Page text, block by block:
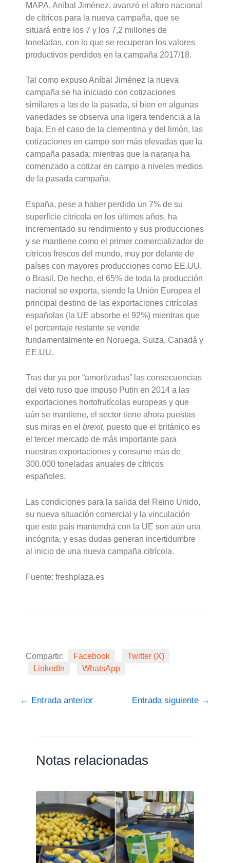
MAPA, Aníbal Jiménez, avanzó el aforo nacional
de cítricos para la nueva campaña, que se
situará entre los 7 y los 7,2 millones de
toneladas, con lo que se recuperan los valores
productivos perdidos en la campaña 2017/18.
Tal como expuso Aníbal Jiménez la nueva
campaña se ha iniciado con cotizaciones
similares a las de la pasada, si bien en algunas
variedades se observa una ligera tendencia a la
baja. En el caso de la clementina y del limón, las
cotizaciones en campo son más elevadas que la
campaña pasada; mientras que la naranja ha
comenzado a cotizar en campo a niveles medios
de la pasada campaña.
España, pese a haber perdido un 7% de su
superficie citrícola en los últimos años, ha
incrementado su rendimiento y sus producciones
y se mantiene como el primer comercializador de
cítricos frescos del mundo, muy por delante de
países con mayores producciones como EE.UU.
o Brasil. De hecho, el 65% de toda la producción
nacional se exporta, siendo la Unión Europea el
principal destino de las exportaciones citrícolas
españolas (la UE absorbe el 92%) mientras que
el porcentaje restante se vende
fundamentalmente en Noruega, Suiza, Canadá y
EE.UU.
Tras dar ya por “amortizadas” las consecuencias
del veto ruso que impuso Putin en 2014 a las
exportaciones hortofrutícolas europeas y que
aún se mantiene, el sector tiene ahora puestas
sus miras en elbrexit, puesto que el británico es
el tercer mercado de más importante para
nuestras exportaciones y consume más de
300.000 toneladas anuales de cítricos
españoles.
Las condiciones para la salida del Reino Unido,
su nueva situación comercial y la vinculación
que este país mantendrá con la UE son aún una
incógnita, y esas dudas generan incertidumbre
al inicio de una nueva campaña citrícola.
Fuente: freshplaza.es
Compartir: Facebook
Twitter (X)
LinkedIn
WhatsApp
← Entrada anterior Entrada siguiente →
Notas relacionadas